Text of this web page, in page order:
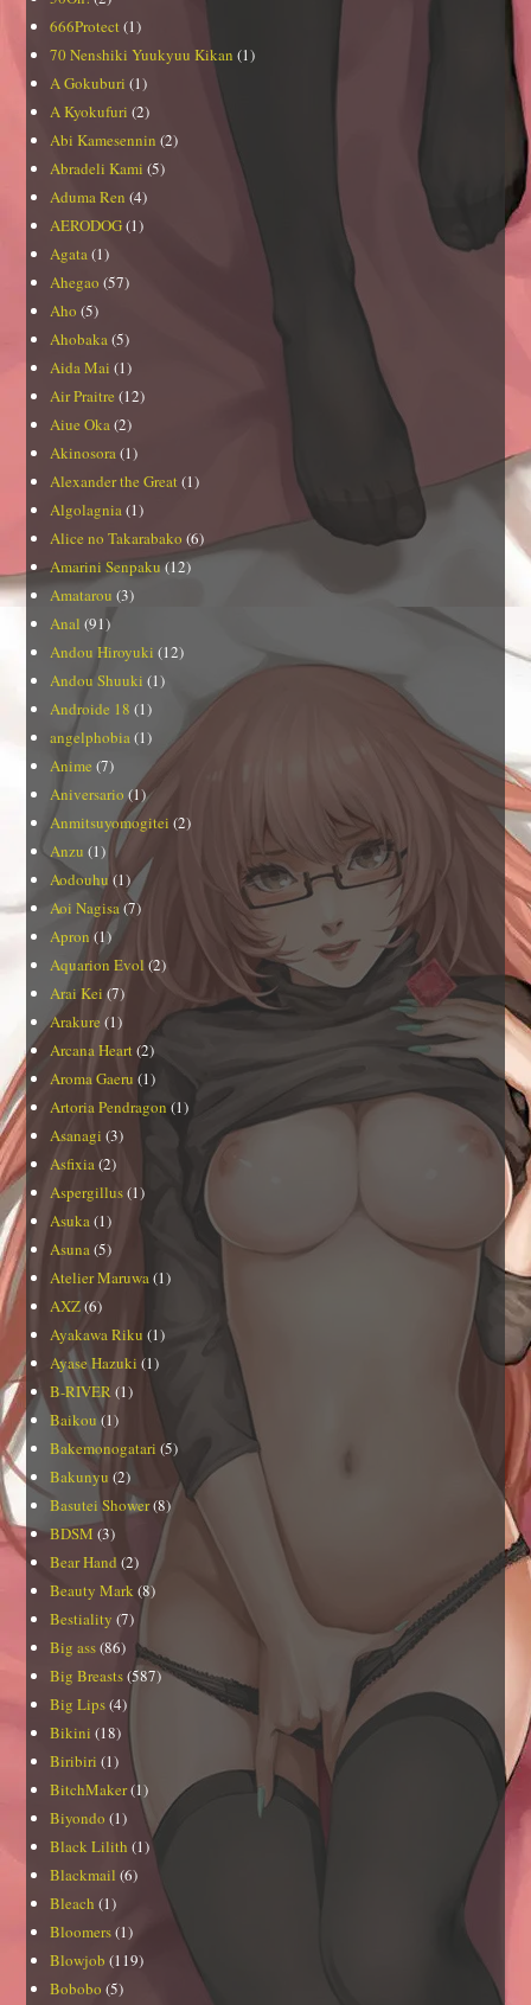
666Protect (1)
70 Nenshiki Yuukyuu Kikan (1)
A Gokuburi (1)
A Kyokufuri (2)
Abi Kamesennin (2)
Abradeli Kami (5)
Aduma Ren (4)
AERODOG(1)
Agata(1)
Ahegao (57)
Aho (5)
Ahobaka(5)
Aida Mai (1)
Air Praitre (12)
Aiue Oka(2)
Akinosora(1)
Alexander the Great (1)
Algolagnia(1)
Alice no Takarabako (6)
Amarini Senpaku(12)
Amatarou (3)
Anal (91)
Andou Hiroyuki (12)
Andou Shuuki (1)
Androide 18 (1)
angelphobia(1)
Anime (7)
Aniversario (1)
Anmitsuyomogitei (2)
Anzu (1)
Aodouhu(1)
Aoi Nagisa(7)
Apron (1)
Aquarion Evol (2)
Arai Kei(7)
Arakure (1)
Arcana Heart(2)
Aroma Gaeru (1)
Artoria Pendragon (1)
Asanagi (3)
Asfixia(2)
Aspergillus(1)
Asuka(1)
Asuna(5)
Atelier Maruwa(1)
AXZ(6)
Ayakawa Riku (1)
Ayase Hazuki (1)
B-RIVER(1)
Baikou (1)
Bakemonogatari (5)
Bakunyu (2)
Basutei Shower(8)
BDSM (3)
Bear Hand(2)
Beauty Mark(8)
Bestiality (7)
Big ass(86)
Big Breasts(587)
Big Lips(4)
Bikini (18)
Biribiri (1)
BitchMaker(1)
Biyondo (1)
Black Lilith (1)
Blackmail (6)
Bleach (1)
Bloomers(1)
Blowjob (119)
Bobobo (5)